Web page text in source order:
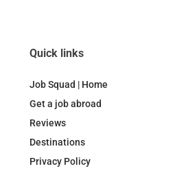
Quick links
Job Squad | Home
Get a job abroad
Reviews
Destinations
Privacy Policy